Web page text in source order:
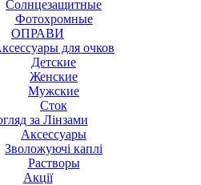
Солнцезащитные
Фотохромные
ОПРАВИ
для очков
Детские
Женские
Мужские
Сток
за Лінзами
Аксессуары
Зволожуючі каплі
Растворы
Акції